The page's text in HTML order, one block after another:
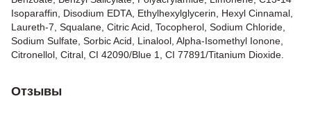
Isoparaffin, Disodium EDTA, Ethylhexylglycerin, Hexyl Cinnamal,
Laureth-7, Squalane, Citric Acid, Tocopherol, Sodium Chloride,
Sodium Sulfate, Sorbic Acid, Linalool, Alpha-Isomethyl Ionone,
Citronellol, Citral, CI 42090/Blue 1, CI 77891/Titanium Dioxide.
Отзывы